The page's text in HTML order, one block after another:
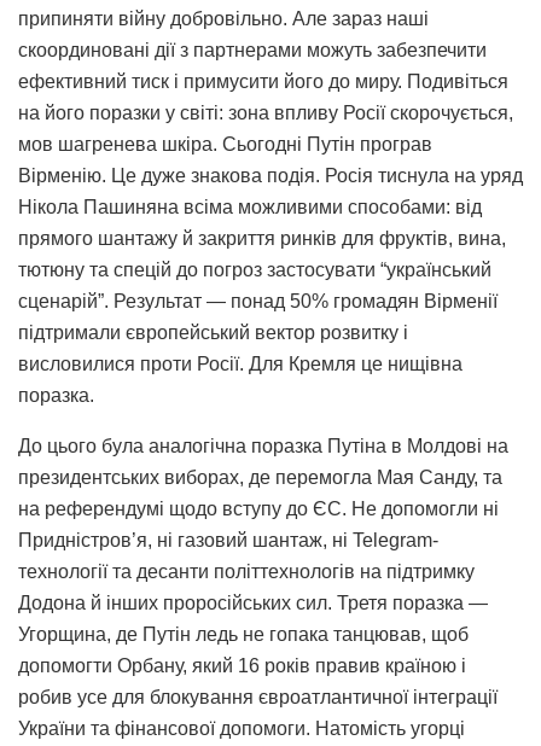
припиняти війну добровільно. Але зараз наші
скоординовані дії з партнерами можуть забезпечити
ефективний тиск і примусити його до миру. Подивіться
на його поразки у світі: зона впливу Росії скорочується,
мов шагренева шкіра. Сьогодні Путін програв
Вірменію. Це дуже знакова подія. Росія тиснула на уряд
Нікола Пашиняна всіма можливими способами: від
прямого шантажу й закриття ринків для фруктів, вина,
тютюну та спецій до погроз застосувати “український
сценарій”. Результат — понад 50% громадян Вірменії
підтримали європейський вектор розвитку і
висловилися проти Росії. Для Кремля це нищівна
поразка.
До цього була аналогічна поразка Путіна в Молдові на
президентських виборах, де перемогла Мая Санду, та
на референдумі щодо вступу до ЄС. Не допомогли ні
Придністров’я, ні газовий шантаж, ні Telegram-
технології та десанти політтехнологів на підтримку
Додона й інших проросійських сил. Третя поразка —
Угорщина, де Путін ледь не гопака танцював, щоб
допомогти Орбану, який 16 років правив країною і
робив усе для блокування євроатлантичної інтеграції
України та фінансової допомоги. Натомість угорці